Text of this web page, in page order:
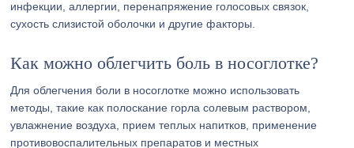
инфекции, аллергии, перенапряжение голосовых связок,
сухость слизистой оболочки и другие факторы.
Как можно облегчить боль в носоглотке?
Для облегчения боли в носоглотке можно использовать
методы, такие как полоскание горла солевым раствором,
увлажнение воздуха, прием теплых напитков, применение
противовоспалительных препаратов и местных